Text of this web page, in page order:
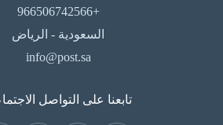
+966506742566
السعودية - الرياض
info@post.sa
تابعنا على التواصل